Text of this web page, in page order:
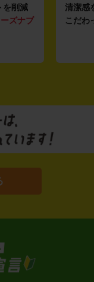
環境に
います